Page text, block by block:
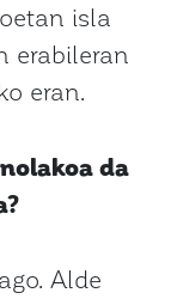
isla
erabileran
eran.
da
Alde